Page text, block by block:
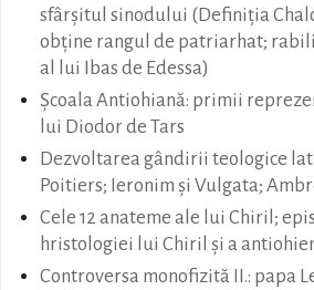
sfârşitul sinodului (Definiţia
obţine rangul de patriarhat;
al lui Ibas de Edessa)
Şcoala Antiohiană: primii
lui Diodor de Tars
Dezvoltarea gândirii teologice
Poitiers; Ieronim şi Vulgata;
Cele 12 anateme ale lui Chiril;
hristologiei lui Chiril şi a
Controversa monofizită II.: papa